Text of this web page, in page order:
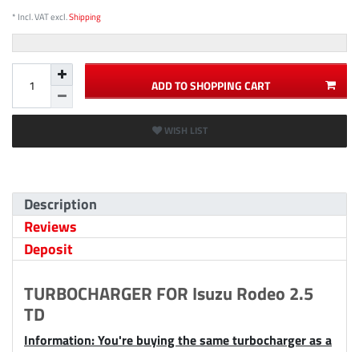
* Incl. VAT excl.Shipping
ADD TO SHOPPING CART
WISH LIST
Description
Reviews
Deposit
TURBOCHARGER FOR Isuzu Rodeo 2.5
TD
Information: You're buying the same turbocharger as a